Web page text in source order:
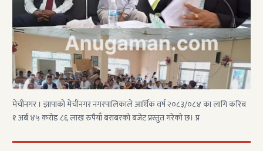
मेचीनगर । झापाको मेचीनगर नगरपालिकाले आर्थिक वर्ष २०८३/०८४ का लागि करिब
१ अर्ब ४५ करोड ८६ लाख रुपैयाँ बराबरको बजेट प्रस्तुत गरेको छ। प्र